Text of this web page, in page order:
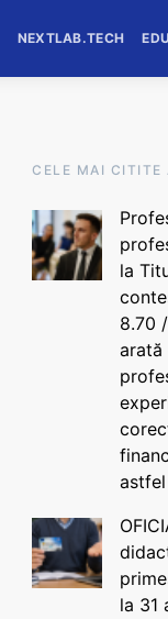
NEXTLAB.TECH
CELE MAI CITITE
la
8.70
arată
la 31